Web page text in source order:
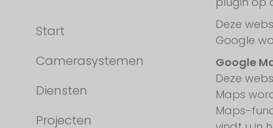
Deze
Google
Google
Deze
Maps
Maps-
Start
Camerasystemen
Diensten
Projecten